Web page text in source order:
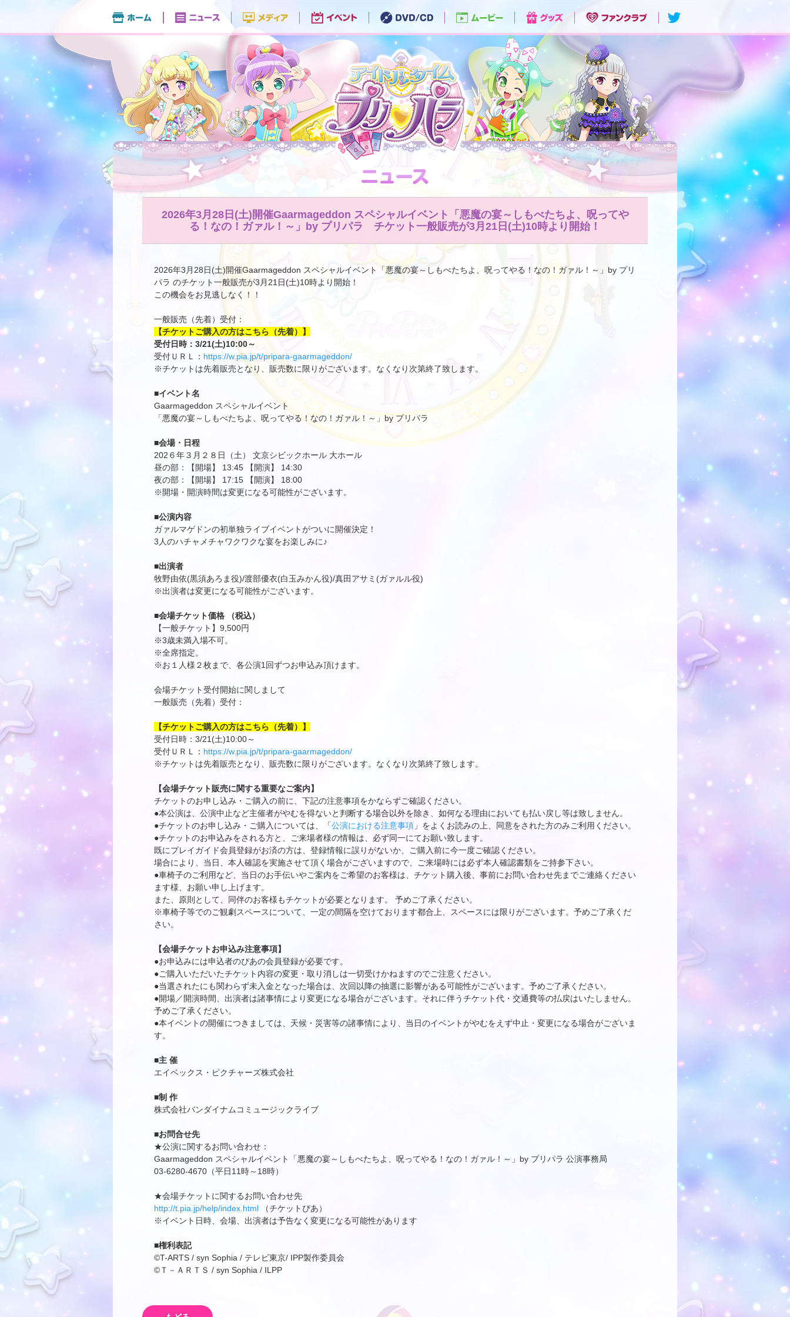
2026年3月28日(土)開催Gaarmageddon スペシャルイベント「悪魔の宴～しもべたちよ、呪ってや
る！なの！ガァル！～」by プリパラ チケット一般販売が3月21日(土)10時より開始！
2026年3月28日(土)開催Gaarmageddon スペシャルイベント「悪魔の宴～しもべたちよ、呪ってやる！なの！ガァル！～」by プリ
パラ のチケット一般販売が3月21日(土)10時より開始！
この機会をお見逃しなく！！
一般販売（先着）受付：
【チケットご購入の方はこちら（先着）】
受付日時：3/21(土)10:00～
受付ＵＲＬ： https://w.pia.jp/t/pripara-gaarmageddon/
※チケットは先着販売となり、販売数に限りがございます。なくなり次第終了致します。
■イベント名
Gaarmageddon スペシャルイベント
「悪魔の宴～しもべたちよ、呪ってやる！なの！ガァル！～」by プリパラ
■会場・日程
202６年３月２８日（土） 文京シビックホール 大ホール
昼の部：【開場】 13:45 【開演】 14:30
夜の部：【開場】 17:15 【開演】 18:00
※開場・開演時間は変更になる可能性がございます。
■公演内容
ガァルマゲドンの初単独ライブイベントがついに開催決定！
3人のハチャメチャワクワクな宴をお楽しみに♪
■出演者
牧野由依(黒須あろま役)/渡部優衣(白玉みかん役)/真田アサミ(ガァルル役)
※出演者は変更になる可能性がございます。
■会場チケット価格 （税込）
【一般チケット】9,500円
※3歳未満入場不可。
※全席指定。
※お１人様２枚まで、各公演1回ずつお申込み頂けます。
会場チケット受付開始に関しまして
一般販売（先着）受付：
【チケットご購入の方はこちら（先着）】
受付日時：3/21(土)10:00～
受付ＵＲＬ： https://w.pia.jp/t/pripara-gaarmageddon/
※チケットは先着販売となり、販売数に限りがございます。なくなり次第終了致します。
【会場チケット販売に関する重要なご案内】
チケットのお申し込み・ご購入の前に、下記の注意事項をかならずご確認ください。
●本公演は、公演中止など主催者がやむを得ないと判断する場合以外を除き、如何なる理由においても払い戻し等は致しません。
●チケットのお申し込み・ご購入については、「公演における注意事項 」をよくお読みの上、同意をされた方のみご利用ください。
●チケットのお申込みをされる方と、ご来場者様の情報は、必ず同一にてお願い致します。
既にプレイガイド会員登録がお済の方は、登録情報に誤りがないか、ご購入前に今一度ご確認ください。
場合により、当日、本人確認を実施させて頂く場合がございますので、ご来場時には必ず本人確認書類をご持参下さい。
●車椅子のご利用など、当日のお手伝いやご案内をご希望のお客様は、チケット購入後、事前にお問い合わせ先までご連絡ください
ます様、お願い申し上げます。
また、原則として、同伴のお客様もチケットが必要となります。 予めご了承ください。
※車椅子等でのご観劇スペースについて、一定の間隔を空けております都合上、スペースには限りがございます。予めご了承くだ
さい。
【会場チケットお申込み注意事項】
●お申込みには申込者のぴあの会員登録が必要です。
●ご購入いただいたチケット内容の変更・取り消しは一切受けかねますのでご注意ください。
●当選されたにも関わらず未入金となった場合は、次回以降の抽選に影響がある可能性がございます。予めご了承ください。
●開場／開演時間、出演者は諸事情により変更になる場合がございます。それに伴うチケット代・交通費等の払戻はいたしません。
予めご了承ください。
●本イベントの開催につきましては、天候・災害等の諸事情により、当日のイベントがやむをえず中止・変更になる場合がございま
す。
■主 催
エイベックス・ピクチャーズ株式会社
■制 作
株式会社バンダイナムコミュージックライブ
■お問合せ先
★公演に関するお問い合わせ：
Gaarmageddon スペシャルイベント「悪魔の宴～しもべたちよ、呪ってやる！なの！ガァル！～」by プリパラ 公演事務局
03-6280-4670（平日11時～18時）
★会場チケットに関するお問い合わせ先
http://t.pia.jp/help/index.html （チケットぴあ）
※イベント日時、会場、出演者は予告なく変更になる可能性があります
■権利表記
©T-ARTS / syn Sophia / テレビ東京/ IPP製作委員会
©Ｔ－ＡＲＴＳ / syn Sophia / ILPP